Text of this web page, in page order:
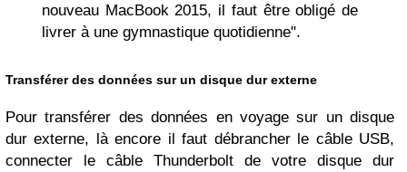
nouveau MacBook 2015, il faut être obligé de
livrer à une gymnastique quotidienne".
Transférer des données sur un disque dur externe
Pour transférer des données en voyage sur un disque
dur externe, là encore il faut débrancher le câble USB,
connecter le câble Thunderbolt de votre disque dur